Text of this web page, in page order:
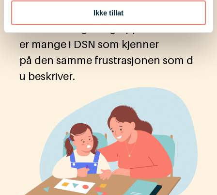
Ikke tillat
juridiske problemstillinger som
berører mange. Jeg opplever at det
er mange i DSN som kjenner
på den samme frustrasjonen som d
u beskriver.